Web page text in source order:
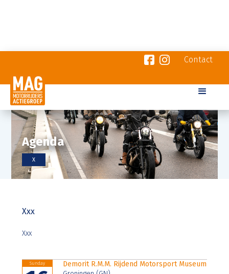
Contact
Agenda
X
Xxx
Xxx
Sunday
Demorit R.M.M. Rijdend Motorsport Museum